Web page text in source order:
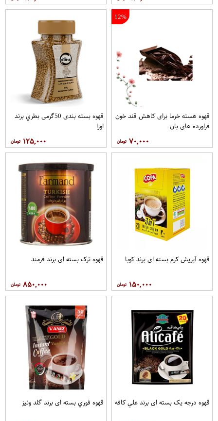
12%
قهوه هسته خرما برای کاهش قند خون
فراورده های بان
۷۰,۰۰۰
قهوه بسته بندی 50گرمی بطري برند
اورا
۱۲۵,۰۰۰
قهوه آيريش کرم بسته ای برند کوپا
۱۵۰,۰۰۰
قهوه ترک بسته ای برند فرمند
۸۵۰,۰۰۰
قهوه درجه یک بسته ای برند علي کافه قهوه فوري بسته ای برند گلد ونيز